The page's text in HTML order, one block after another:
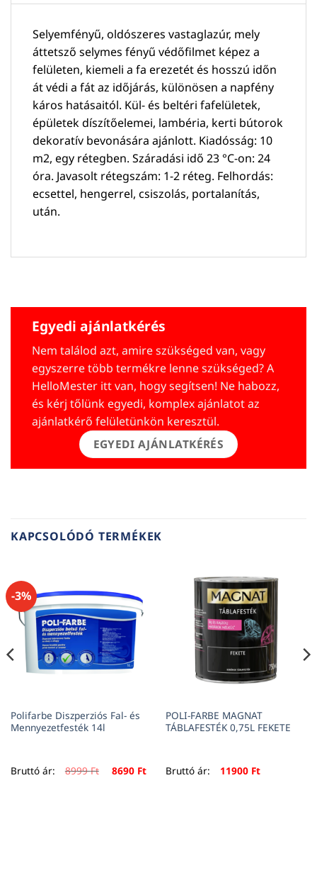
Selyemfényű, oldószeres vastaglazúr, mely
áttetsző selymes fényű védőfilmet képez a
felületen, kiemeli a fa erezetét és hosszú időn
át védi a fát az időjárás, különösen a napfény
káros hatásaitól. Kül- és beltéri fafelületek,
épületek díszítőelemei, lambéria, kerti bútorok
dekoratív bevonására ajánlott. Kiadósság: 10
m2, egy rétegben. Száradási idő 23 °C-on: 24
óra. Javasolt rétegszám: 1-2 réteg. Felhordás:
ecsettel, hengerrel, csiszolás, portalanítás,
után.
Egyedi ajánlatkérés
Nem találod azt, amire szükséged van, vagy
egyszerre több termékre lenne szükséged? A
HelloMester itt van, hogy segítsen! Ne habozz,
és kérj tőlünk egyedi, komplex ajánlatot az
ajánlatkérő felületünkön keresztül.
EGYEDI AJÁNLATKÉRÉS
KAPCSOLÓDÓ TERMÉKEK
-3%
Polifarbe Diszperziós Fal- és
Mennyezetfesték 14l
Bruttó ár: 8999Ft Original
price
8690 FtCurrent
POLI-FARBE MAGNAT
TÁBLAFESTÉK 0,75L FEKETE
Bruttó ár: 11900 Ft